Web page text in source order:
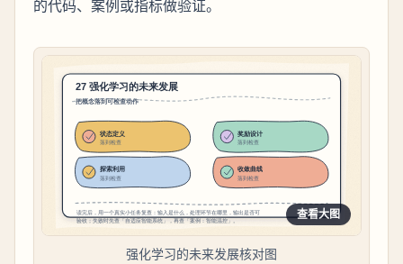
的代码、案例或指标做验证。
查看大图
强化学习的未来发展核对图